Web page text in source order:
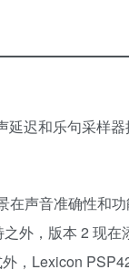
迟和乐句采样
声音准确性和
外，版本 2 现
，Lexicon